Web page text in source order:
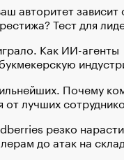
авторитет зависит
Тест для
Как ИИ-агенты
Почему
от лучших
резко
до атак на